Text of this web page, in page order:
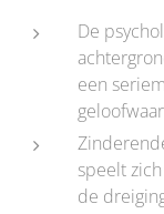
De
een
speelt
de